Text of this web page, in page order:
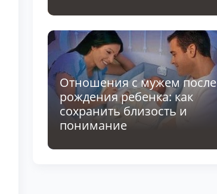
Отношения с мужем после
рождения ребенка: как
сохранить близость и
понимание